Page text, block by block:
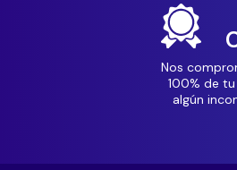
Nos
100% de
algún